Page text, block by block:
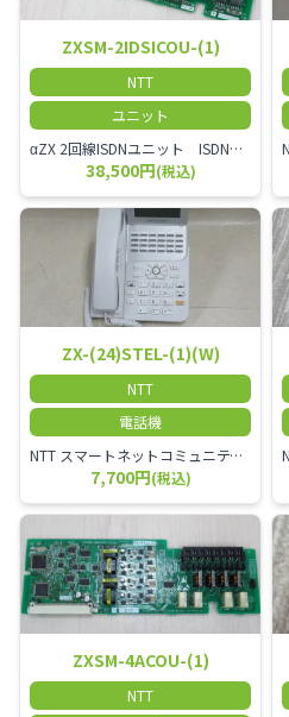
ZXSM-2IDSICOU-(1)
NTT
ユニット
αZX 2回線ISDNユニット ISDN回線を2本収容可能です。
38,500円(税込)
ZX-(24)STEL-(1)(W)
NTT
電話機
NTT スマートネットコミュニティαZX 24ボタンスター標準電話機
7,700円(税込)
ZXSM-4ACOU-(1)
NTT